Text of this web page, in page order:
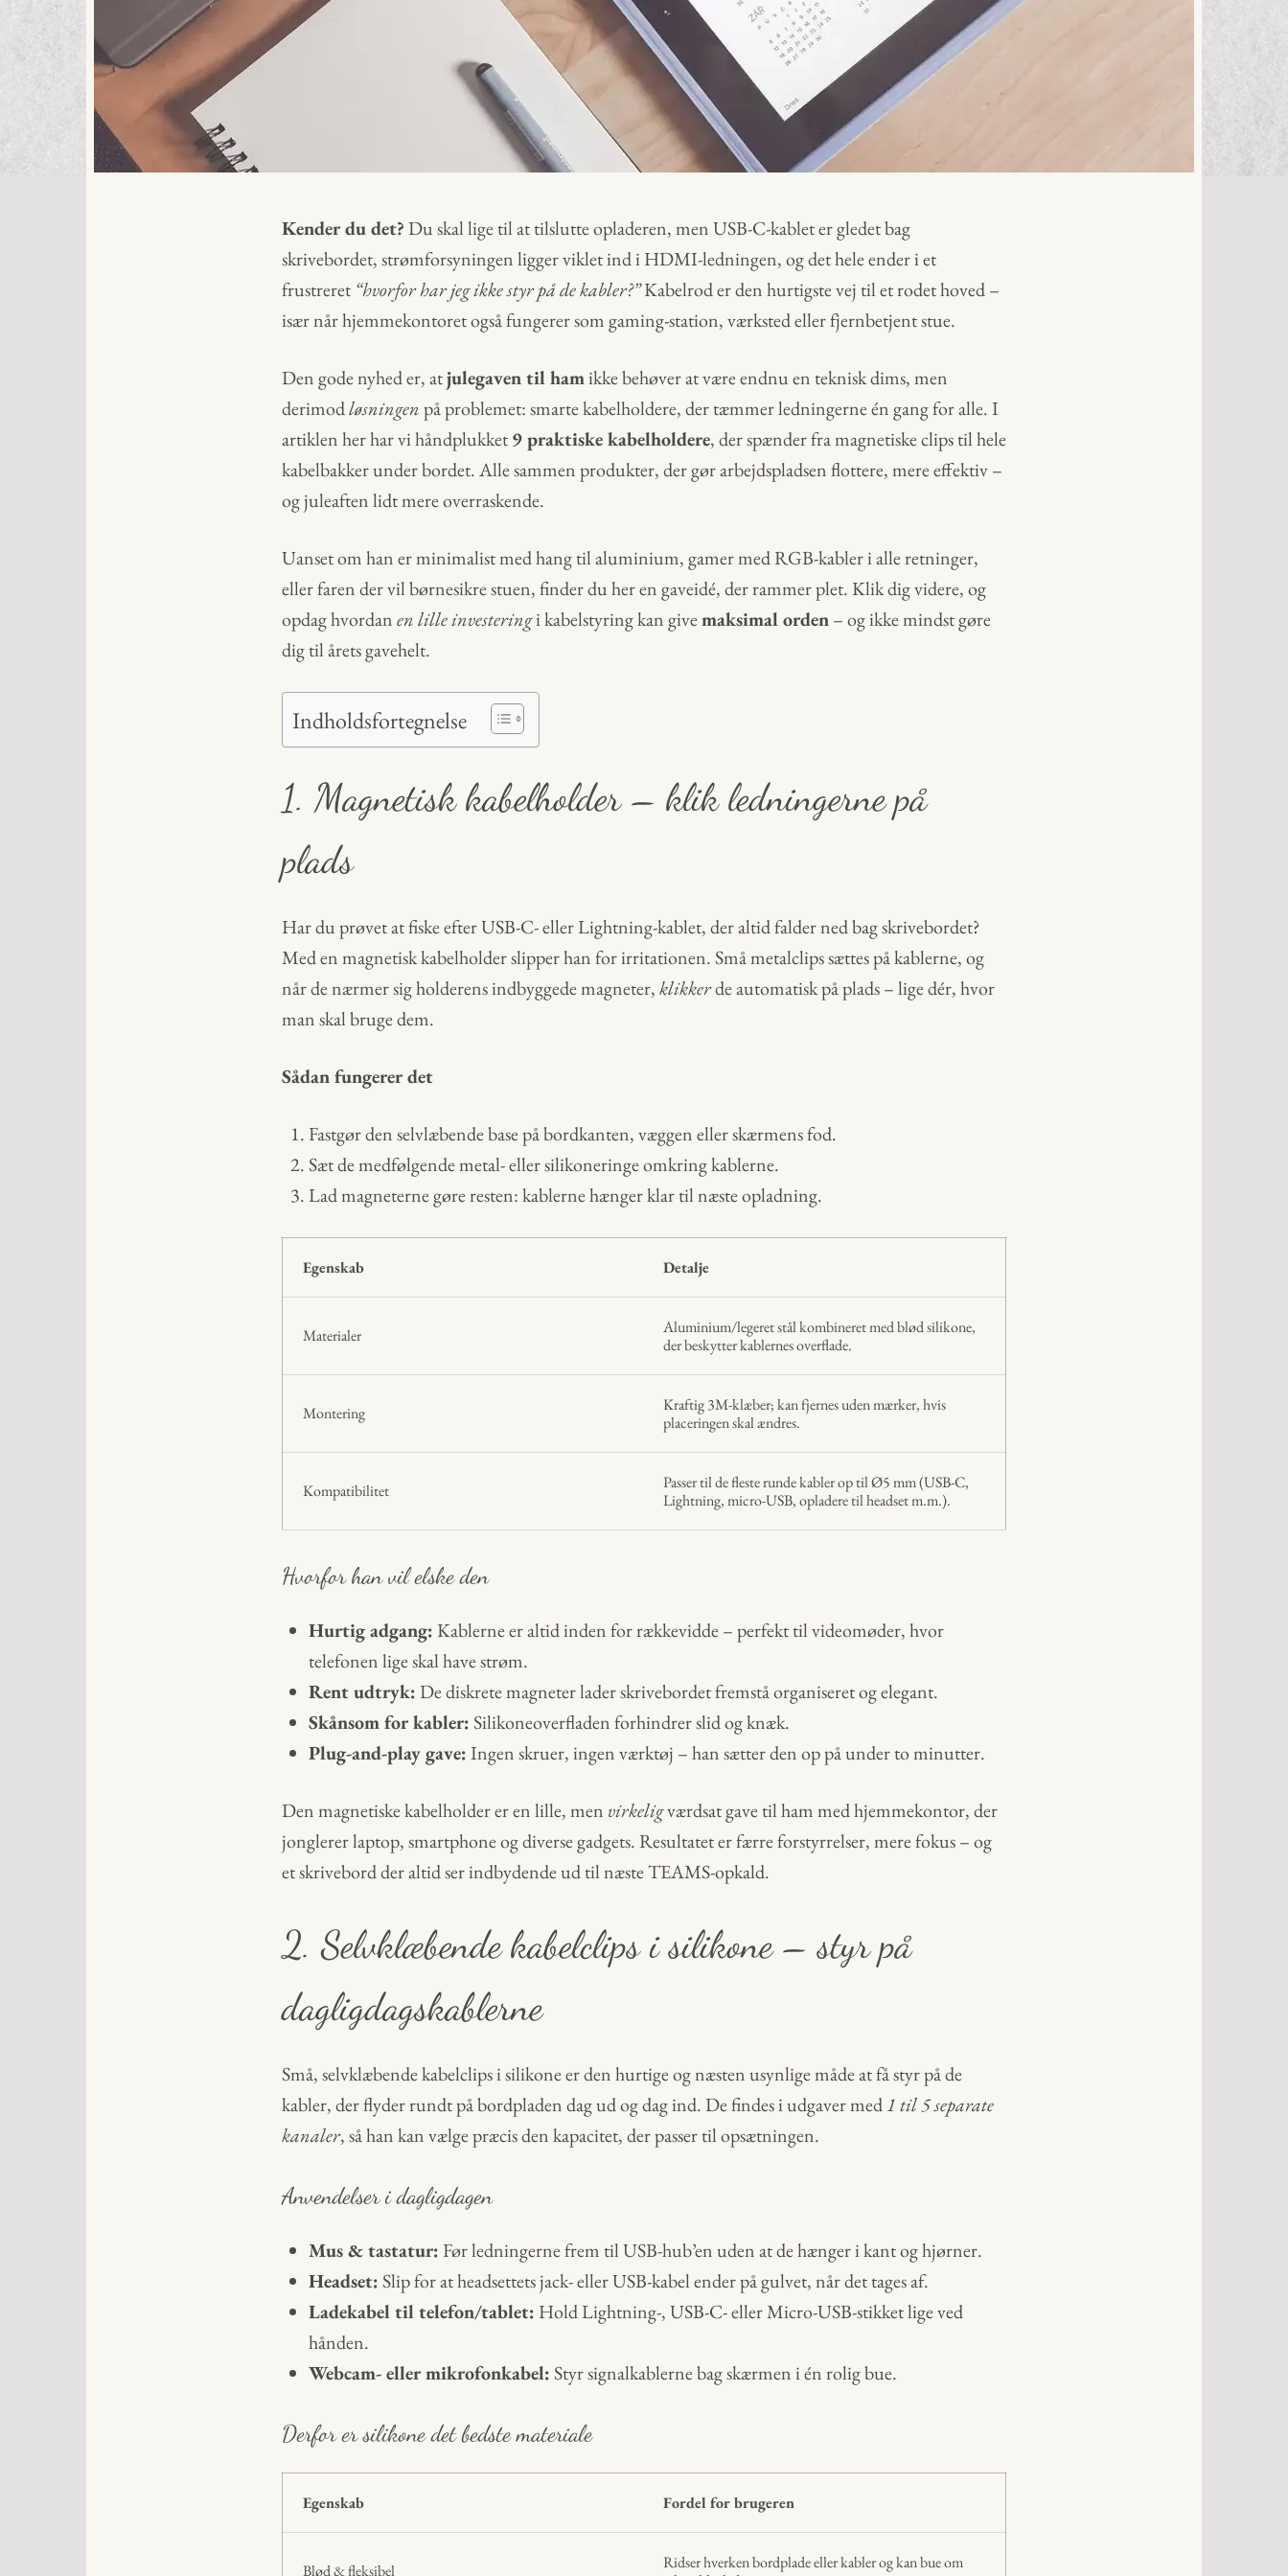
Kender du det?Du skal lige til at tilslutte opladeren, men USB-C-kablet er gledet bag
skrivebordet, strømforsyningen ligger viklet ind i HDMI-ledningen, og det hele ender i et
frustreret “hvorfor har jeg ikke styr på de kabler?”Kabelrod er den hurtigste vej til et rodet hoved –
især når hjemmekontoret også fungerer som gaming-station, værksted eller fjernbetjent stue.
Den gode nyhed er, atjulegaven til hamikke behøver at være endnu en teknisk dims, men
derimodløsningenpå problemet: smarte kabelholdere, der tæmmer ledningerne én gang for alle. I
artiklen her har vi håndplukket9 praktiske kabelholdere, der spænder fra magnetiske clips til hele
kabelbakker under bordet. Alle sammen produkter, der gør arbejdspladsen flottere, mere effektiv –
og juleaften lidt mere overraskende.
Uanset om han er minimalist med hang til aluminium, gamer med RGB-kabler i alle retninger,
eller faren der vil børnesikre stuen, finder du her en gaveidé, der rammer plet. Klik dig videre, og
opdag hvordanen lille investeringi kabelstyring kan givemaksimal orden– og ikke mindst gøre
dig til årets gavehelt.
Indholdsfortegnelse
1. Magnetisk kabelholder – klik ledningerne på
plads
Har du prøvet at fiske efter USB-C- eller Lightning-kablet, der altid falder ned bag skrivebordet?
Med en magnetisk kabelholder slipper han for irritationen. Små metalclips sættes på kablerne, og
når de nærmer sig holderens indbyggede magneter,klikkerde automatisk på plads – lige dér, hvor
man skal bruge dem.
Sådan fungerer det
Fastgør den selvlæbende base på bordkanten, væggen eller skærmens fod.
Sæt de medfølgende metal- eller silikoneringe omkring kablerne.
Lad magneterne gøre resten: kablerne hænger klar til næste opladning.
Egenskab Detalje
Materialer
Aluminium/legeret stål kombineret med blød silikone,
der beskytter kablernes overflade.
Montering
Kraftig 3M-klæber; kan fjernes uden mærker, hvis
placeringen skal ændres.
Kompatibilitet
Passer til de fleste runde kabler op til Ø5 mm (USB-C,
Lightning, micro-USB, opladere til headset m.m.).
Hvorfor han vil elske den
Hurtig adgang: Kablerne er altid inden for rækkevidde – perfekt til videomøder, hvor
telefonen lige skal have strøm.
Rent udtryk:De diskrete magneter lader skrivebordet fremstå organiseret og elegant.
Skånsom for kabler:Silikoneoverfladen forhindrer slid og knæk.
Plug-and-play gave:Ingen skruer, ingen værktøj – han sætter den op på under to minutter.
Den magnetiske kabelholder er en lille, men virkeligværdsat gave til ham med hjemmekontor, der
jonglerer laptop, smartphone og diverse gadgets. Resultatet er færre forstyrrelser, mere fokus – og
et skrivebord der altid ser indbydende ud til næste TEAMS-opkald.
2. Selvklæbende kabelclips i silikone – styr på
dagligdagskablerne
Små, selvklæbende kabelclips i silikone er den hurtige og næsten usynlige måde at få styr på de
kabler, der flyder rundt på bordpladen dag ud og dag ind. De findes i udgaver med1 til 5 separate
kanaler, så han kan vælge præcis den kapacitet, der passer til opsætningen.
Anvendelser i dagligdagen
Mus & tastatur: Før ledningerne frem til USB-hub’en uden at de hænger i kant og hjørner.
Headset:Slip for at headsettets jack- eller USB-kabel ender på gulvet, når det tages af.
Ladekabel til telefon/tablet: Hold Lightning-, USB-C- eller Micro-USB-stikket lige ved
hånden.
Webcam- eller mikrofonkabel:Styr signal­kablerne bag skærmen i én rolig bue.
Derfor er silikone det bedste materiale
Egenskab Fordel for brugeren
Blød & fleksibel
Ridser hverken bordplade eller kabler og kan bue om